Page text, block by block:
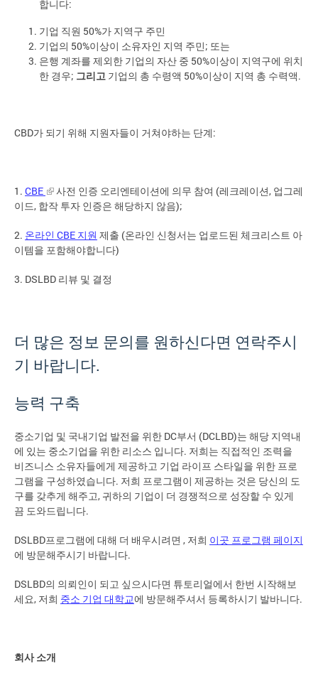
합니다:
기업 직원 50%가 지역구 주민
기업의 50%이상이 소유자인 지역 주민; 또는
은행 계좌를 제외한 기업의 자산 중 50%이상이 지역구에 위치
한 경우; 그리고 기업의 총 수령액 50%이상이 지역 총 수력액.
CBD가 되기 위해 지원자들이 거쳐야하는 단계:
1. CBE
사전 인증 오리엔테이션에 의무 참여 (레크레이션, 업그레
이드, 합작 투자 인증은 해당하지 않음);
2. 온라인 CBE 지원 제출 (온라인 신청서는 업로드된 체크리스트 아
이템을 포함해야합니다)
3. DSLBD 리뷰 및 결정
더 많은 정보 문의를 원하신다면 연락주시
기 바랍니다.
능력 구축
중소기업 및 국내기업 발전을 위한 DC부서 (DCLBD)는 해당 지역내
에 있는 중소기업을 위한 리소스 입니다. 저희는 직접적인 조력을
비즈니스 소유자들에게 제공하고 기업 라이프 스타일을 위한 프로
그램을 구성하였습니다. 저희 프로그램이 제공하는 것은 당신의 도
구를 갖추게 해주고, 귀하의 기업이 더 경쟁적으로 성장할 수 있게
끔 도와드립니다.
DSLBD프로그램에 대해 더 배우시려면 , 저희 이곳 프로그램 페이지
에 방문해주시기 바랍니다.
DSLBD의 의뢰인이 되고 싶으시다면 튜토리얼에서 한번 시작해보
세요, 저희 중소 기업 대학교에 방문해주셔서 등록하시기 발바니다.
회사 소개